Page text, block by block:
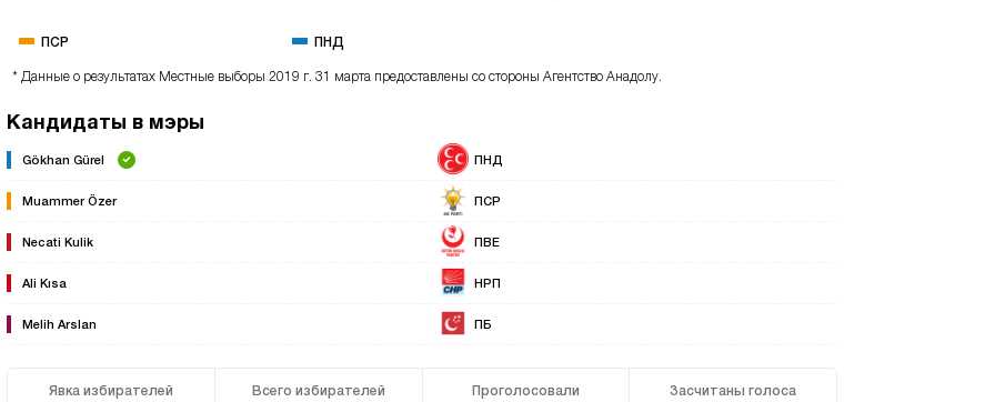
ПСР ПНД
* Данные о результатах Местные выборы 2019 г. 31 марта предоставлены со стороны Агентство Анадолу.
Кандидаты в мэры
Gökhan Gürel ПНД
Muammer Özer ПСР
Necati Kulik ПВЕ
Ali Kısa НРП
Melih Arslan ПБ
Явка избирателей Всего избирателей Проголосовали Засчитаны голоса